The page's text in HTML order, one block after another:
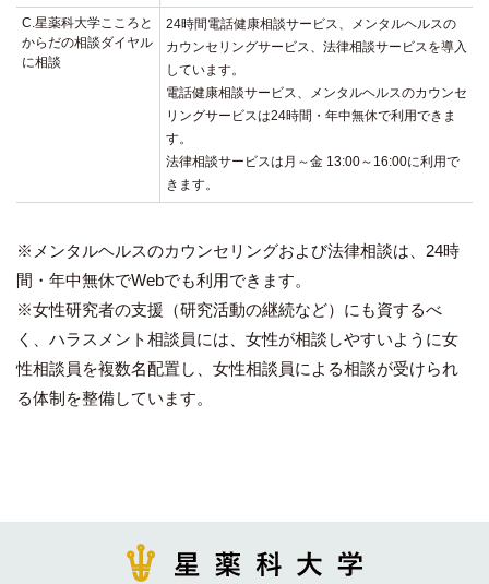
C.星薬科大学こころと
からだの相談ダイヤル
に相談
24時間電話健康相談サービス、メンタルヘルスの
カウンセリングサービス、法律相談サービスを導入
しています。
電話健康相談サービス、メンタルヘルスのカウンセ
リングサービスは24時間・年中無休で利用できま
す。
法律相談サービスは月～金 13:00～16:00に利用で
きます。
※メンタルヘルスのカウンセリングおよび法律相談は、24時
間・年中無休でWebでも利用できます。
※女性研究者の支援（研究活動の継続など）にも資するべ
く、ハラスメント相談員には、女性が相談しやすいように女
性相談員を複数名配置し、女性相談員による相談が受けられ
る体制を整備しています。